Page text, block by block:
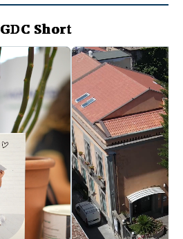
GDC Short